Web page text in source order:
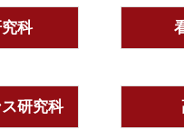
科
研究科